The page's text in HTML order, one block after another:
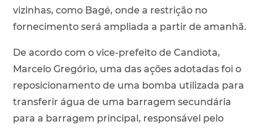
vizinhas, como Bagé, onde a restrição no
fornecimento será ampliada a partir de amanhã.
De acordo com o vice-prefeito de Candiota,
Marcelo Gregório, uma das ações adotadas foi o
reposicionamento de uma bomba utilizada para
transferir água de uma barragem secundária
para a barragem principal, responsável pelo